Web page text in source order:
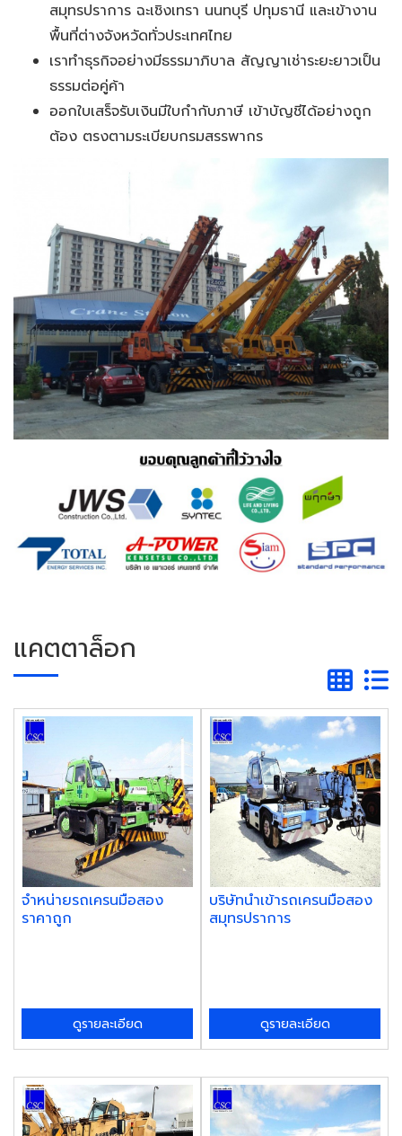
สมุทรปราการ ฉะเชิงเทรา นนทบุรี ปทุมธานี และเข้างาน
พื้นที่ต่างจังหวัดทั่วประเทศไทย
เราทำธุรกิจอย่างมีธรรมาภิบาล สัญญาเช่าระยะยาวเป็น
ธรรมต่อคู่ค้า
ออกใบเสร็จรับเงินมีใบกำกับภาษี เข้าบัญชีได้อย่างถูก
ต้อง ตรงตามระเบียบกรมสรรพากร
แคตตาล็อก
จำหน่ายรถเครนมือสอง
ราคาถูก
ดูรายละเอียด
บริษัทนำเข้ารถเครนมือสอง
สมุทรปราการ
ดูรายละเอียด